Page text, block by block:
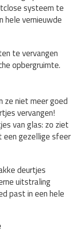
systeem te
hele vernieuwde
te vervangen
opbergruimte.
ze niet meer goed
vervangen!
van glas: zo ziet
gezellige sfeer
deurtjes
uitstraling
past in een hele